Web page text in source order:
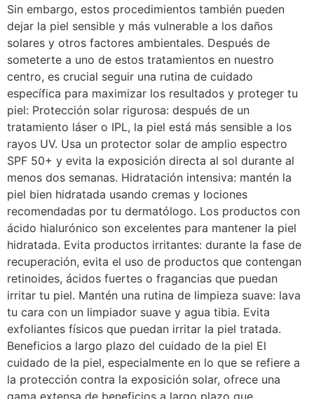
Sin embargo, estos procedimientos también pueden
dejar la piel sensible y más vulnerable a los daños
solares y otros factores ambientales. Después de
someterte a uno de estos tratamientos en nuestro
centro, es crucial seguir una rutina de cuidado
específica para maximizar los resultados y proteger tu
piel: Protección solar rigurosa: después de un
tratamiento láser o IPL, la piel está más sensible a los
rayos UV. Usa un protector solar de amplio espectro
SPF 50+ y evita la exposición directa al sol durante al
menos dos semanas. Hidratación intensiva: mantén la
piel bien hidratada usando cremas y lociones
recomendadas por tu dermatólogo. Los productos con
ácido hialurónico son excelentes para mantener la piel
hidratada. Evita productos irritantes: durante la fase de
recuperación, evita el uso de productos que contengan
retinoides, ácidos fuertes o fragancias que puedan
irritar tu piel. Mantén una rutina de limpieza suave: lava
tu cara con un limpiador suave y agua tibia. Evita
exfoliantes físicos que puedan irritar la piel tratada.
Beneficios a largo plazo del cuidado de la piel El
cuidado de la piel, especialmente en lo que se refiere a
la protección contra la exposición solar, ofrece una
gama extensa de beneficios a largo plazo que